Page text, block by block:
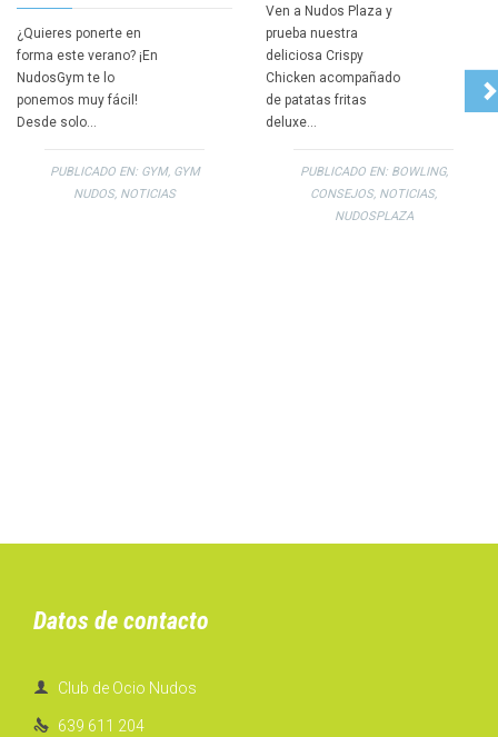
¿Quieres ponerte en
forma este verano? ¡En
NudosGym te lo
ponemos muy fácil!
Desde solo…
PUBLICADO EN: GYM, GYM
NUDOS, NOTICIAS
Ven a Nudos Plaza y
prueba nuestra
deliciosa Crispy
Chicken acompañado
de patatas fritas
deluxe…
PUBLICADO EN: BOWLING,
CONSEJOS, NOTICIAS,
NUDOSPLAZA
Datos de contacto
 Club de Ocio Nudos
 639 611 204